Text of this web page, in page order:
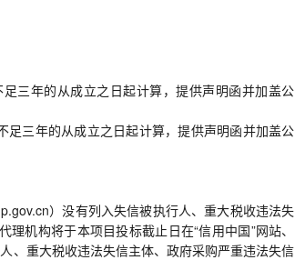
三年的从成立之日起计算，提供声明函并加盖公
三年的从成立之日起计算，提供声明函并加盖公
）没有列入失信被执行人、重大税收违法失
机构将于本项目投标截止日在“信用中国”网站、
、重大税收违法失信主体、政府采购严重违法失信